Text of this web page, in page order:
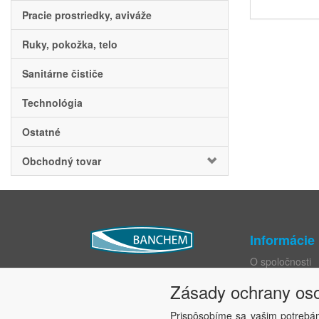
Pracie prostriedky, aviváže
Ruky, pokožka, telo
Sanitárne čističe
Technológia
Ostatné
Obchodný tovar
Informácie
O spoločnosti
Obchodné
Ochrana
Zásady ochrany
Prispôsobíme sa vašim